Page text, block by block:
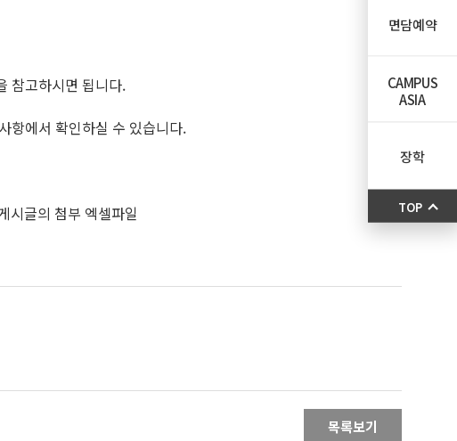
참고하시면 됩니다.
항에서 확인하실 수 있습니다.
시글의 첨부 엑셀파일
목록보기
면담예약
CAMPUS
ASIA
장학
TOP